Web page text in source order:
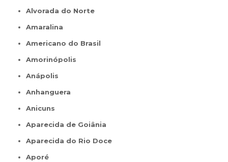
Alvorada do Norte
Amaralina
Americano do Brasil
Amorinópolis
Anápolis
Anhanguera
Anicuns
Aparecida de Goiânia
Aparecida do Rio Doce
Aporé